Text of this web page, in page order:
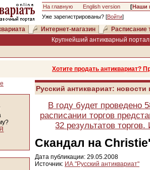
На главную English version [Наши
Уже зарегистрированы? [Войти]
Интернет-магазин
Расписание
Крупнейший антикварный
Хотите продать антиквариат?
Русский антиквариат:
В году будет проведено
расписании торгов
32 результатов
Скандал на
Дата публикации: 29.05.2008
Источник: ИА "Русский антиквариат"